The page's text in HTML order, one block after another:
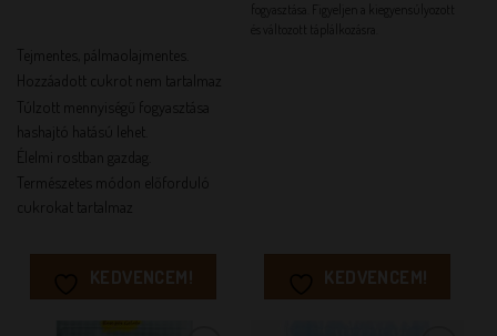
Tejmentes, pálmaolajmentes.
Hozzáadott cukrot nem tartalmaz
Túlzott mennyiségű fogyasztása
hashajtó hatású lehet.
Élelmi rostban gazdag.
Természetes módon előforduló
cukrokat tartalmaz
KEDVENCEM!
fogyasztása. Figyeljen a kiegyensúlyozott
és változott táplálkozásra.
KEDVENCEM!